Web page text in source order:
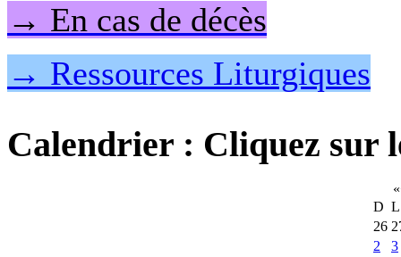
→ En cas de décès
→ Ressources Liturgiques
Calendrier : Cliquez sur
«
D L
26
2
3